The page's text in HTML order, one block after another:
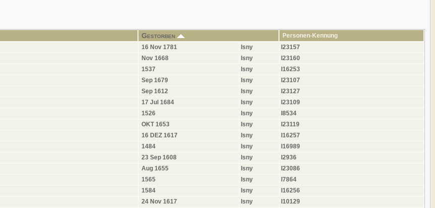
Gestorben
Personen-Kennung
16 Nov 1781 Isny
I23157
Nov 1668 Isny
I23160
1537 Isny
I16253
Sep 1679 Isny
I23107
Sep 1612 Isny
I23127
17 Jul 1684 Isny
I23109
1526 Isny
I8534
OKT 1653 Isny
I23119
16 DEZ 1617 Isny
I16257
1484 Isny
I16989
23 Sep 1608 Isny
I2936
Aug 1655 Isny
I23086
1565 Isny
I7864
1584 Isny
I16256
24 Nov 1617 Isny
I10129